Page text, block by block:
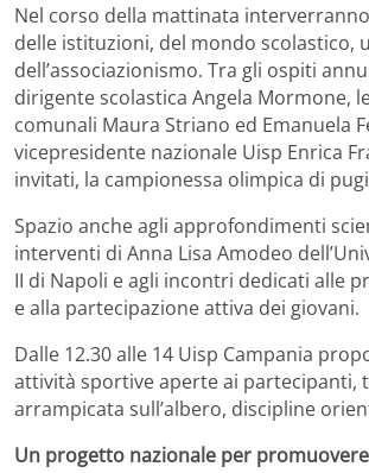
Nel corso della mattinata
delle istituzioni, del mondo scolastico,
dell’associazionismo. Tra gli ospiti
dirigente scolastica Angela Mormone,
comunali Maura Striano ed Emanuela
vicepresidente nazionale Uisp Enrica
invitati, la campionessa olimpica di
Spazio anche agli approfondimenti
interventi di Anna Lisa Amodeo
II di Napoli e agli incontri dedicati alle
e alla partecipazione attiva dei giovani.
Dalle 12.30 alle 14 Uisp Campania
attività sportive aperte ai partecipanti,
arrampicata sull’albero, discipline
Un progetto nazionale per